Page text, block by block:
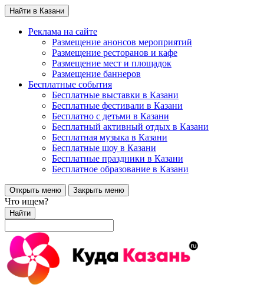
Найти в Казани
Реклама на сайте
Размещение анонсов мероприятий
Размещение ресторанов и кафе
Размещение мест и площадок
Размещение баннеров
Бесплатные события
Бесплатные выставки в Казани
Бесплатные фестивали в Казани
Бесплатно с детьми в Казани
Бесплатный активный отдых в Казани
Бесплатная музыка в Казани
Бесплатные шоу в Казани
Бесплатные праздники в Казани
Бесплатное образование в Казани
Открыть меню Закрыть меню
Что ищем?
Найти